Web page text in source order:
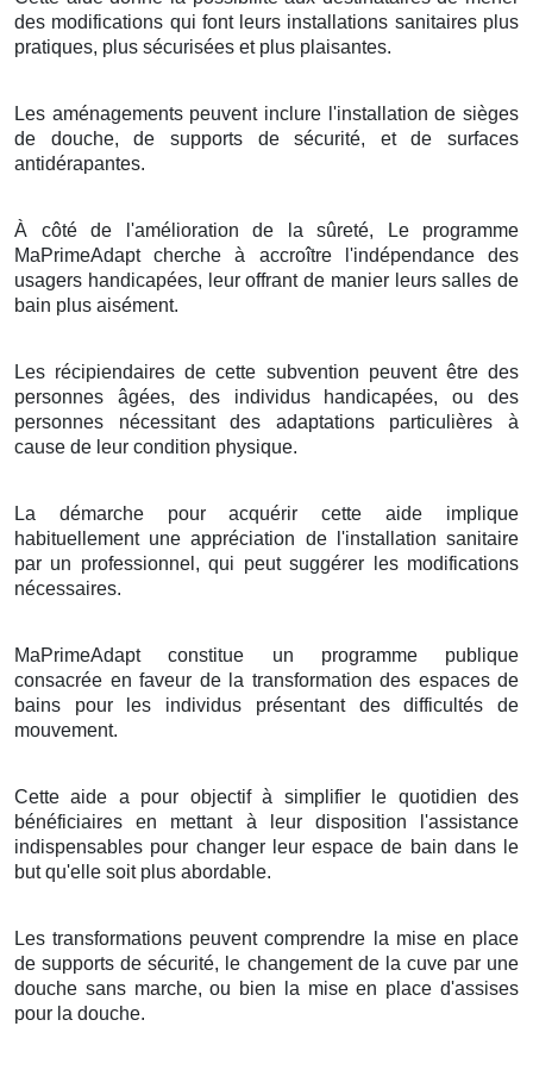
des modifications qui font leurs installations sanitaires plus
pratiques, plus sécurisées et plus plaisantes.
Les aménagements peuvent inclure l'installation de sièges
de douche, de supports de sécurité, et de surfaces
antidérapantes.
À côté de l'amélioration de la sûreté, Le programme
MaPrimeAdapt cherche à accroître l'indépendance des
usagers handicapées, leur offrant de manier leurs salles de
bain plus aisément.
Les récipiendaires de cette subvention peuvent être des
personnes âgées, des individus handicapées, ou des
personnes nécessitant des adaptations particulières à
cause de leur condition physique.
La démarche pour acquérir cette aide implique
habituellement une appréciation de l'installation sanitaire
par un professionnel, qui peut suggérer les modifications
nécessaires.
MaPrimeAdapt constitue un programme publique
consacrée en faveur de la transformation des espaces de
bains pour les individus présentant des difficultés de
mouvement.
Cette aide a pour objectif à simplifier le quotidien des
bénéficiaires en mettant à leur disposition l'assistance
indispensables pour changer leur espace de bain dans le
but qu'elle soit plus abordable.
Les transformations peuvent comprendre la mise en place
de supports de sécurité, le changement de la cuve par une
douche sans marche, ou bien la mise en place d'assises
pour la douche.